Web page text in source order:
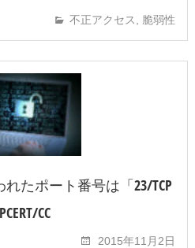
不正アクセス 脆弱性
たポート番号は「23/TCP
CC
2015年11月2日